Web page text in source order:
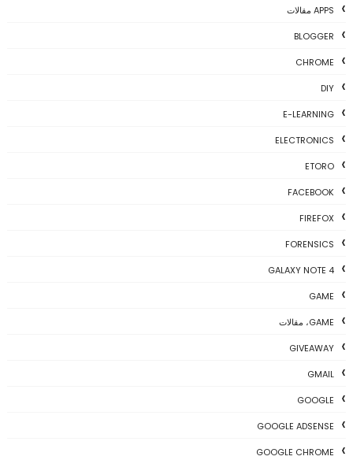
APPS مقالات
BLOGGER
CHROME
DIY
E-LEARNING
ELECTRONICS
ETORO
FACEBOOK
FIREFOX
FORENSICS
GALAXY NOTE 4
GAME
GAME، مقالات
GIVEAWAY
GMAIL
GOOGLE
GOOGLE ADSENSE
GOOGLE CHROME